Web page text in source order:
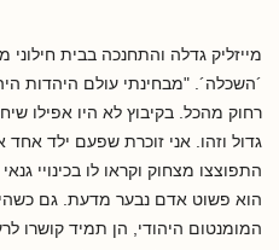
מייזליק גדלה והתחנכה בבית חילוני
´השכלה´. "מבחינתי עולם היהדות
רחוק מהכל. בקיבוץ לא היו אפילו
גדול וזהו. אני זוכרת שפעם ילד
התפוצצו מצחוק וקראו לו בכינויי
הוא פשוט אדם נבער מדעת. גם כשהיו
המומנטום היהודי, הן תמיד קושרו